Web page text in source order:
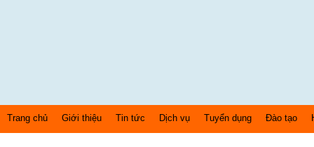
Trang chủ Giới thiệu Tin tức Dịch vụ Tuyển dụng Đào tạo